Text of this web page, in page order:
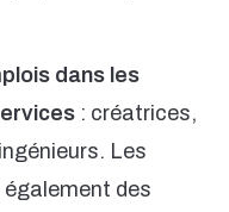
dans les
: créatrices,
Les
des